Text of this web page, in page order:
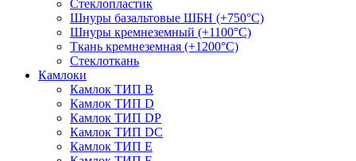
Стеклопластик
Шнуры базальтовые ШБН (+750°С)
Шнуры кремнеземный (+1100°С)
Ткань кремнеземная (+1200°С)
Стеклоткань
Камлоки
Камлок ТИП B
Камлок ТИП D
Камлок ТИП DP
Камлок ТИП DС
Камлок ТИП E